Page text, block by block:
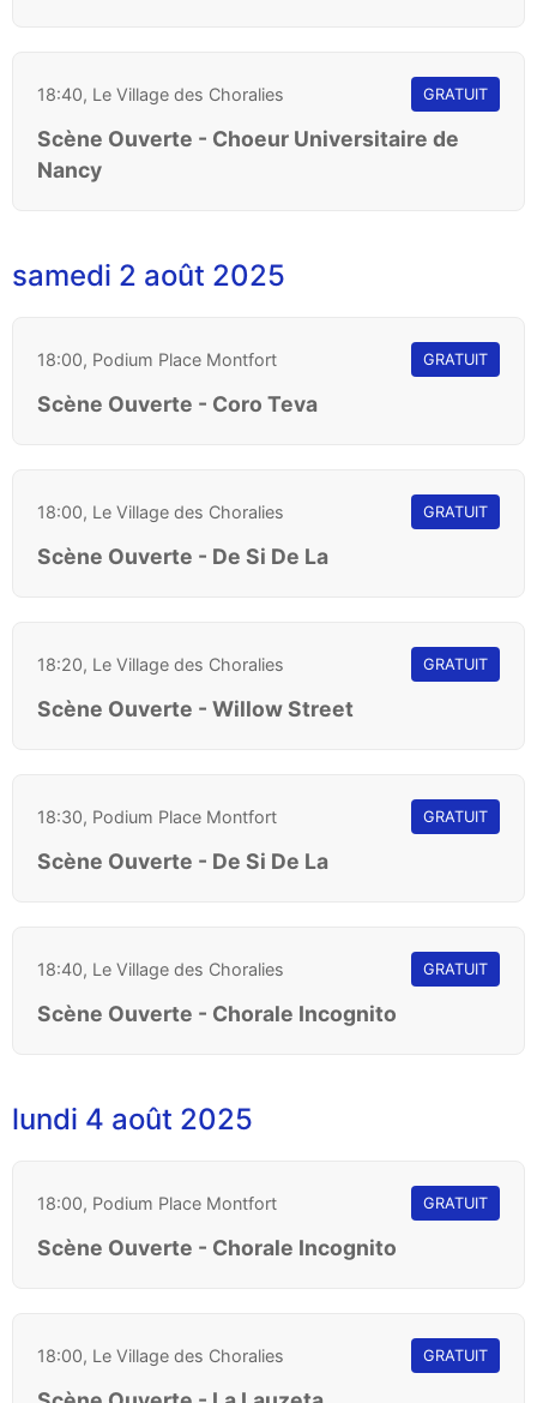
18:40, Le Village des Choralies GRATUIT
Scène Ouverte - Choeur Universitaire de
Nancy
samedi 2 août 2025
18:00, Podium Place Montfort GRATUIT
Scène Ouverte - Coro Teva
18:00, Le Village des Choralies GRATUIT
Scène Ouverte - De Si De La
18:20, Le Village des Choralies GRATUIT
Scène Ouverte - Willow Street
18:30, Podium Place Montfort GRATUIT
Scène Ouverte - De Si De La
18:40, Le Village des Choralies GRATUIT
Scène Ouverte - Chorale Incognito
lundi 4 août 2025
18:00, Podium Place Montfort GRATUIT
Scène Ouverte - Chorale Incognito
18:00, Le Village des Choralies GRATUIT